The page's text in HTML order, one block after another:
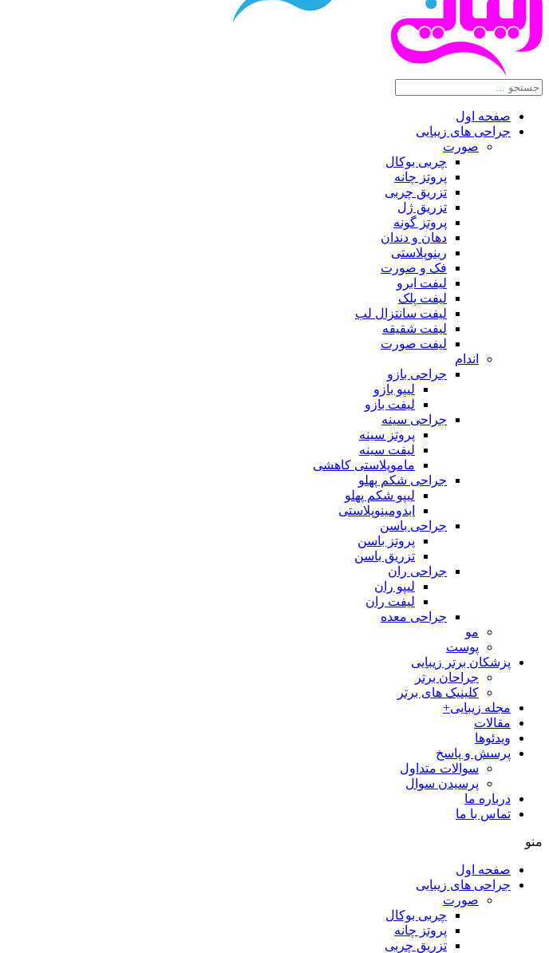
صفحه اول
جراحی های زیبایی
صورت
چربی بوکال
پروتز چانه
تزریق چربی
تزریق ژل
پروتز گونه
دهان و دندان
رینوپلاستی
فک و صورت
لیفت ابرو
لیفت پلک
لیفت سانتزال لب
لیفت شقیقه
لیفت صورت
اندام
جراحی بازو
لیپو بازو
لیفت بازو
جراحی سینه
پروتز سینه
لیفت سینه
ماموپلاستی کاهشی
جراحی شکم پهلو
لیپو شکم پهلو
ابدومینوپلاستی
جراحی باسن
پروتز باسن
تزریق باسن
جراحی ران
لیپو ران
لیفت ران
جراحی معده
مو
پوست
پزشکان برتر زیبایی
جراحان برتر
کلینیک های برتر
مجله زیبایی+
مقالات
ویدئوها
پرسش و پاسخ
سوالات متداول
پرسیدن سوال
درباره ما
تماس با ما
منو
صفحه اول
جراحی های زیبایی
صورت
چربی بوکال
پروتز چانه
تزریق چربی